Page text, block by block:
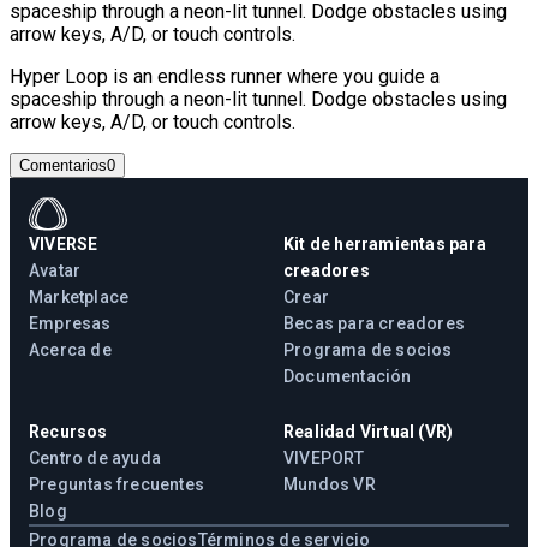
spaceship through a neon-lit tunnel. Dodge obstacles using
arrow keys, A/D, or touch controls.
Hyper Loop is an endless runner where you guide a
spaceship through a neon-lit tunnel. Dodge obstacles using
arrow keys, A/D, or touch controls.
Comentarios0
VIVERSE
Avatar
Marketplace
Empresas
Acerca de
Kit de herramientas para
creadores
Crear
Becas para creadores
Programa de socios
Documentación
Recursos
Centro de ayuda
Preguntas frecuentes
Blog
Realidad Virtual (VR)
VIVEPORT
Mundos VR
Programa de sociosTérminos de servicio